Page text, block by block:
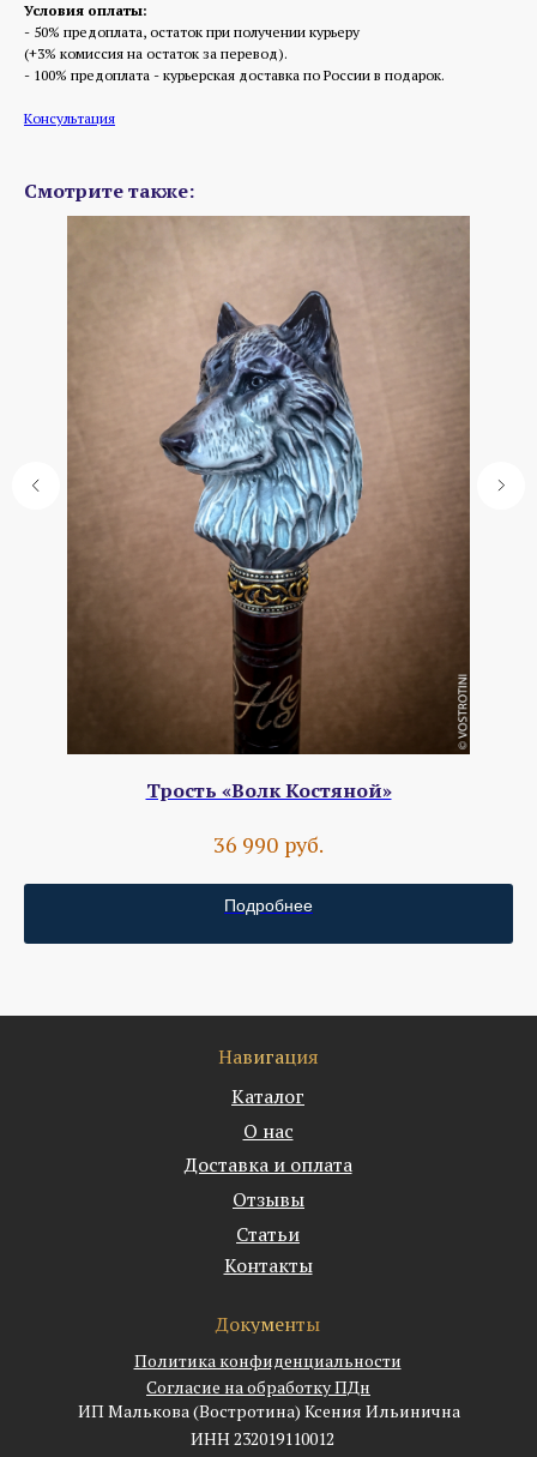
Условия оплаты:
- 50% предоплата, остаток при получении курьеру
(+3% комиссия на остаток за перевод).
- 100% предоплата - курьерская доставка по России в подарок.
Консультация
Смотрите также:
Трость «Волк Костяной»
36 990 руб.
Подробнее
Навигация
Каталог
О нас
Доставка и оплата
ИП Малькова (Востротина) Ксения Ильинична
ИНН 232019110012
Политика конфиденциальности
Отзывы
Статьи
Контакты
Документы
Согласие на обработку ПДн